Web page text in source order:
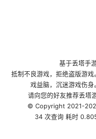
基于丢塔手
抵制不良游戏，拒绝盗版游
戏益脑，沉迷游戏伤身
请向您的好友推荐丢塔
© Copyright 2021-
34 次查询 耗时